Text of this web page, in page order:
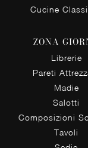
Cucine
ZONA
Librerie
Pareti
Madie
Salotti
Composizioni
Tavoli